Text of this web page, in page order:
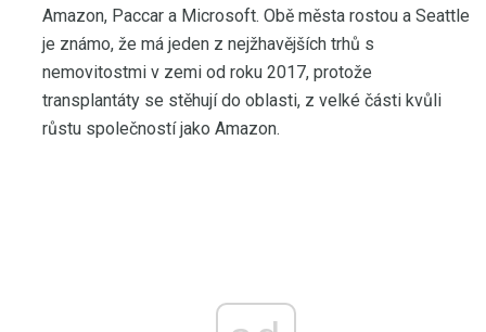
Amazon, Paccar a Microsoft. Obě města rostou a Seattle
je známo, že má jeden z nejžhavějších trhů s
nemovitostmi v zemi od roku 2017, protože
transplantáty se stěhují do oblasti, z velké části kvůli
růstu společností jako Amazon.